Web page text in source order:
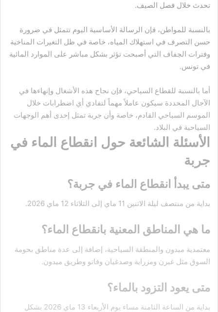
تحدث خلال فصل الصيف.
بالنسبة للمواطن، فإن الرسالة الأساسية اليوم تتمثل في ضرورة
حسن التصرف في استهلاك المياه، خاصة في ظل التغيرات المناخية
وفترات الجفاف التي أصبحت تؤثر بشكل مباشر على الموارد المائية
في تونس.
أما بالنسبة للقطاع السياحي، فإن نجاح هذه الأشغال وإنهاءها في
الآجال المحددة سيكون عاملاً مهماً لتفادي أي اضطرابات خلال
الموسم السياحي القادم، خاصة وأن جربة تمثل إحدى أهم الوجهات
السياحية في البلاد.
الأسئلة الشائعة حول انقطاع الماء في
جربة
متى يبدأ انقطاع الماء في جربة؟
بداية من منتصف ليلة الاثنين 11 ماي إلى الثلاثاء 12 ماي 2026.
ما هي المناطق المعنية بانقطاع الماء؟
معتمدية ميدون والمنطقة السياحية، إضافة إلى عدة مناطق بحومة
السوق مثل غيرن ومزراية وصدغيان وفاتو وطريق ميدون.
متى يعود التزود بالماء؟
بداية من الساعة الثامنة مساء يوم الأربعاء 13 ماي 2026 بشكل